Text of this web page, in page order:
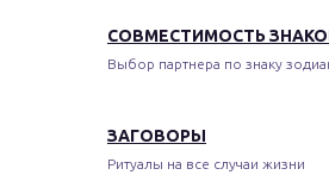
СОВМЕСТИМОСТЬ
Выбор партнера по знаку
ЗАГОВОРЫ
Ритуалы на все случаи жизни